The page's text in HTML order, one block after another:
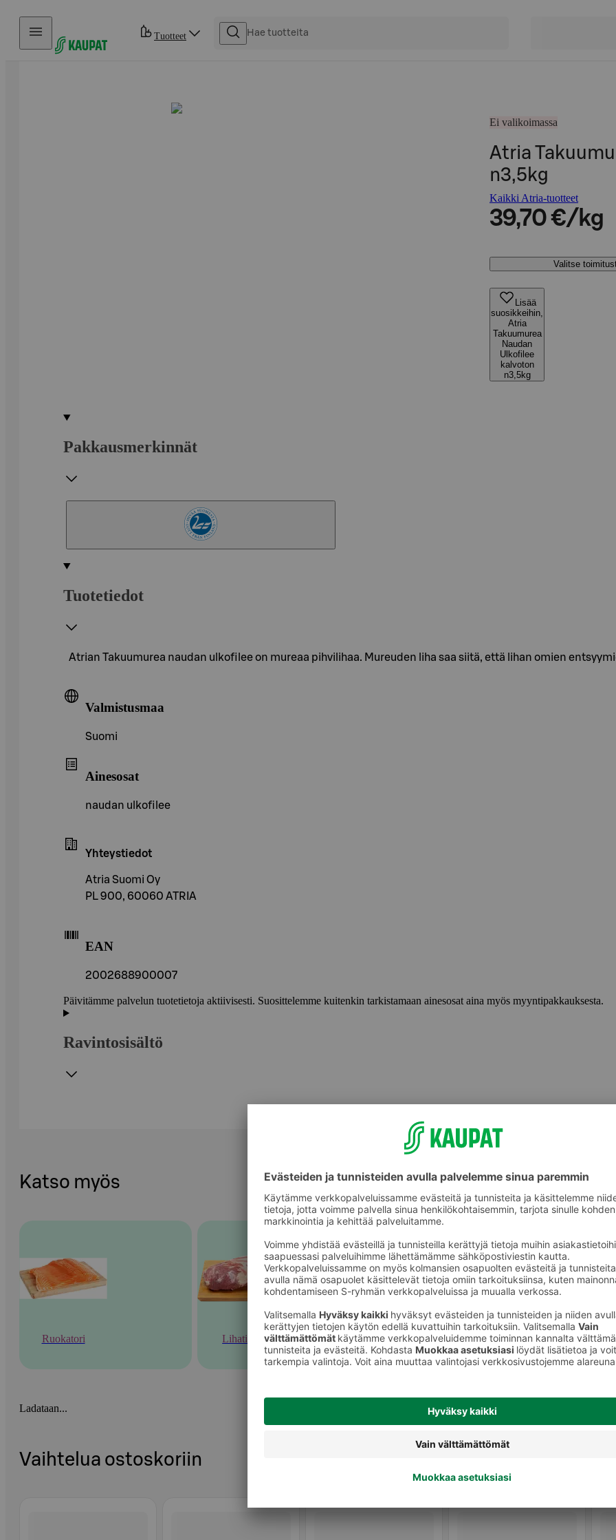
Hyppää sisältöön
Tuotteet
Ei valikoimassa
Atria
n3,5kg
Kaikki Atria-tuotteet
39,70 €/kg
Valitse
Lisää
suosikkeihin,
Atria
Takuumurea
Naudan
Ulkofilee
kalvoton
n3,5kg
Pakkausmerkinnät
Tuotetiedot
Atrian Takuumurea naudan ulkofilee on mureaa pihvilihaa. Mureuden liha saa siitä, että lihan omien
Valmistusmaa
Suomi
Ainesosat
naudan ulkofilee
Yhteystiedot
Atria Suomi Oy
PL 900, 60060 ATRIA
EAN
2002688900007
Päivitämme palvelun tuotetietoja aktiivisesti. Suosittelemme kuitenkin tarkistamaan ainesosat aina myös myyntipakkauksesta.
Ravintosisältö
Katso myös
Ruokatori Lihatiski Nauta
Ladataan...
Vaihtelua ostoskoriin